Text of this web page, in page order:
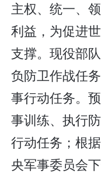
主权、统一、
利益，为促进
支撑。现役部
负防卫作战任
事行动任务。
事训练、执行
行动任务；根
央军事委员会